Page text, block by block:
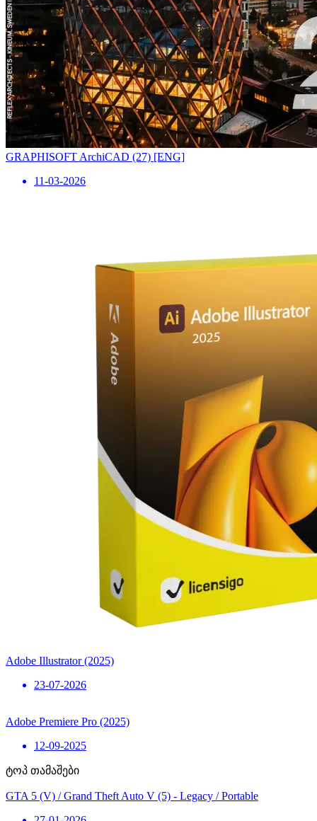
GRAPHISOFT ArchiCAD (27) [ENG]
11-03-2026
Adobe Illustrator (2025)
23-07-2026
Adobe Premiere Pro (2025)
12-09-2025
ტოპ თამაშები
GTA 5 (V) / Grand Theft Auto V (5) - Legacy / Portable